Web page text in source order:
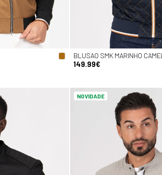
BLUSAO SMK MARINHO CAMEL
149.99€
NOVIDADE